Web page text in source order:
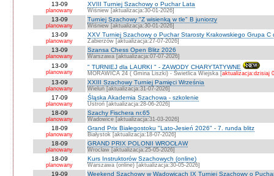
13-09
planowany
XVIII Turniej Szachowy o Puchar Lata
Wiśniew [aktualizacja:30-01-2026]
13-09
planowany
Turniej Szachowy "Z wisienką w tle" B juniorzy
Wiśniew [aktualizacja:30-01-2026]
13-09
planowany
XXV Turniej Szachowy o Puchar Starosty Krakowskiego Grupa C
Zabierzów [aktualizacja:27-07-2026]
13-09
planowany
Szansa Chess Open Blitz 2026
Warszawa [aktualizacja:07-07-2026]
13-09
planowany
" TURNIEJ dla LAURKI " - ZAWODY CHARYTATYWNE
MORAWICA 24 ( Gmina Liszki) - Świetlica Wiejska [aktualizacja:dzisiaj
13-09
planowany
XXIII Szachowy Turniej Pamięci Września
Wieluń [aktualizacja:31-07-2026]
17-09
planowany
Śląska Akademia Szachowa - szkolenie
Ustroń [aktualizacja:28-06-2026]
18-09
planowany
Szachy Fischera nr.65
Wadowice [aktualizacja:31-03-2026]
18-09
planowany
Grand Prix Białegostoku "Lato-Jesień 2026" - 7. runda blitz
Białystok [aktualizacja:18-07-2026]
18-09
planowany
GRAND PRIX POLONII WROCŁAW
Wrocław [aktualizacja:25-05-2026]
18-09
planowany
Kurs Instruktorów Szachowych (online)
Warszawa (online) [aktualizacja:30-05-2026]
19-09 Weekend Szachowy w Wadowicach IX Turniej Szachowy o